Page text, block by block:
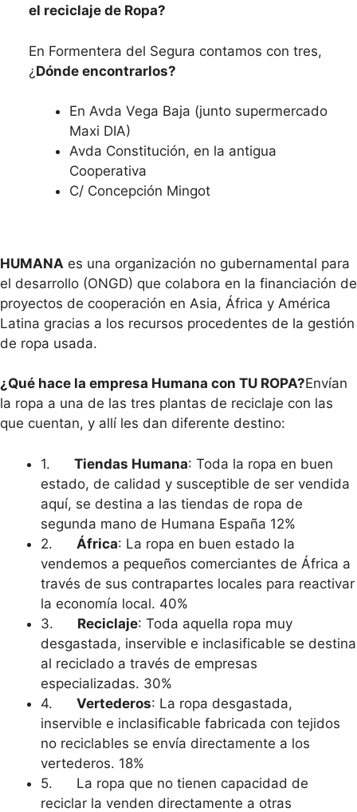
el reciclaje de Ropa?
En Formentera del Segura contamos con tres,
¿ Dónde encontrarlos?
En Avda Vega Baja (junto supermercado
Maxi DIA)
Avda Constitución, en la antigua
Cooperativa
C/ Concepción Mingot
HUMANA es una organización no gubernamental para
el desarrollo (ONGD) que colabora en la financiación de
proyectos de cooperación en Asia, África y América
Latina gracias a los recursos procedentes de la gestión
de ropa usada.
¿Qué hace la empresa Humana con TU ROPA?Envían
la ropa a una de las tres plantas de reciclaje con las
que cuentan, y allí les dan diferente destino:
1. Tiendas Humana: Toda la ropa en buen
estado, de calidad y susceptible de ser vendida
aquí, se destina a las tiendas de ropa de
segunda mano de Humana España 12%
2. África: La ropa en buen estado la
vendemos a pequeños comerciantes de África a
través de sus contrapartes locales para reactivar
la economía local. 40%
3. Reciclaje: Toda aquella ropa muy
desgastada, inservible e inclasificable se destina
al reciclado a través de empresas
especializadas. 30%
4. Vertederos: La ropa desgastada,
inservible e inclasificable fabricada con tejidos
no reciclables se envía directamente a los
vertederos. 18%
5. La ropa que no tienen capacidad de
reciclar la venden directamente a otras